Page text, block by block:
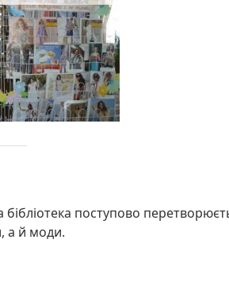
бібліотека поступово
а й моди.